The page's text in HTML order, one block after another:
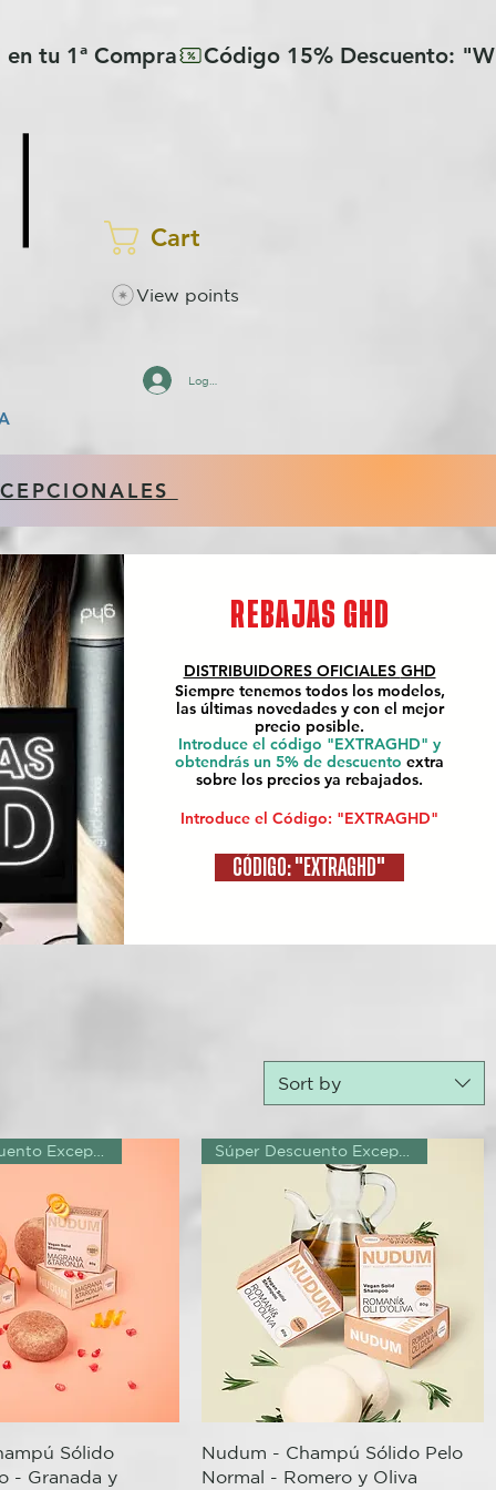
Cart
View points
Log In
REBAJAS GHD
DISTRIBUIDORES OFICIALES GHD
Siempre tenemos todos los modelos,
las últimas novedades y con el mejor
precio posible.
Introduce el código "EXTRAGHD" y
obtendrás un 5% de descuento extra
sobre los precios ya rebajados.
Introduce el Código: "EXTRAGHD"
CÓDIGO: "EXTRAGHD"
Sort by
View
Sólido
- Granada y
Quick View
Súper Descuento Excepcional
Nudum - Champú Sólido Pelo
Normal - Romero y Oliva